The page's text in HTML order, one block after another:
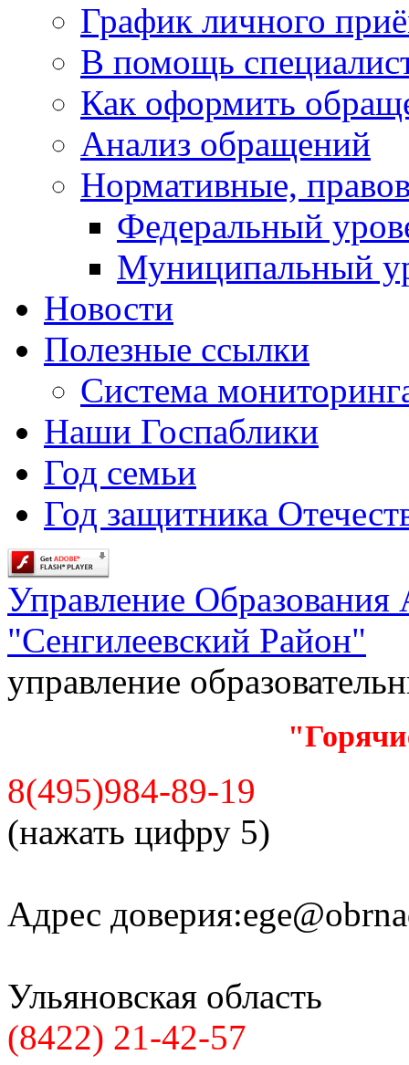
График личного
В помощь
Как оформить
Анализ обращений
Нормативные,
Федеральный
Муниципальный
Новости
Полезные ссылки
Система
Наши Госпаблики
Год семьи
Год защитника
Управление
"Сенгилеевский Район"
управление
8(495)984-89-19
(нажать цифру 5)
Адрес доверия:
Ульяновская область
(8422) 21-42-57